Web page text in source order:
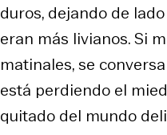
duros, dejando de
eran más livianos. Si
matinales, se
está perdiendo el
quitado del mundo